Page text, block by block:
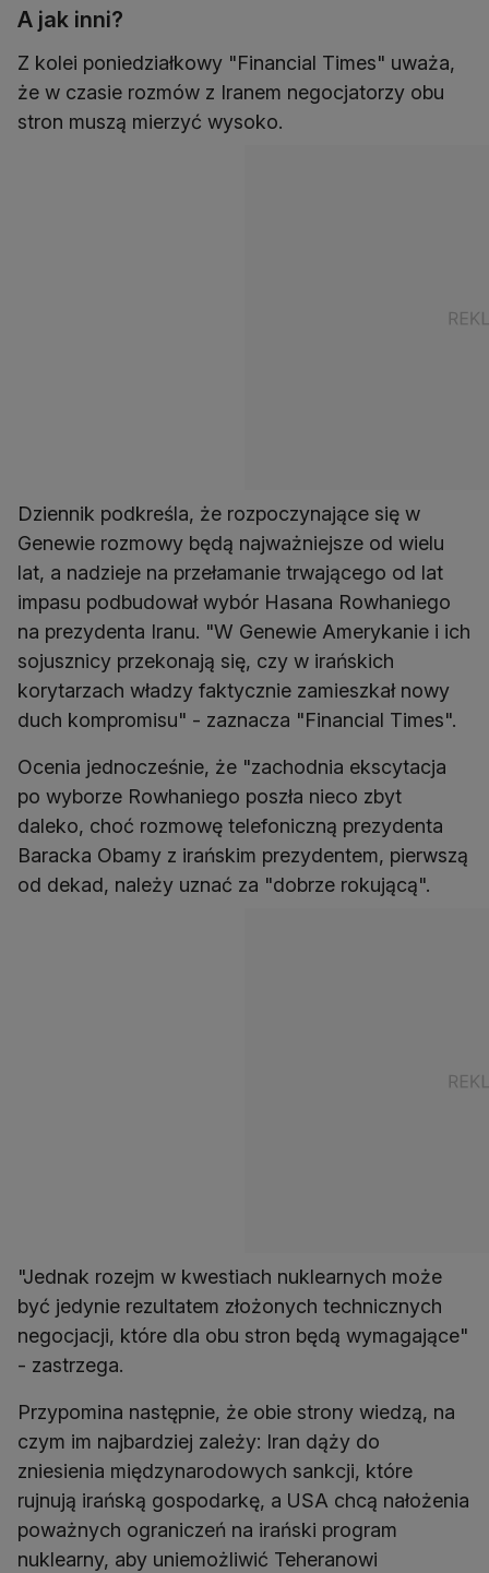
A jak inni?
Z kolei poniedziałkowy "Financial Times" uważa,
że w czasie rozmów z Iranem negocjatorzy obu
stron muszą mierzyć wysoko.
Dziennik podkreśla, że rozpoczynające się w
Genewie rozmowy będą najważniejsze od wielu
lat, a nadzieje na przełamanie trwającego od lat
impasu podbudował wybór Hasana Rowhaniego
na prezydenta Iranu. "W Genewie Amerykanie i ich
sojusznicy przekonają się, czy w irańskich
korytarzach władzy faktycznie zamieszkał nowy
duch kompromisu" - zaznacza "Financial Times".
Ocenia jednocześnie, że "zachodnia ekscytacja
po wyborze Rowhaniego poszła nieco zbyt
daleko, choć rozmowę telefoniczną prezydenta
Baracka Obamy z irańskim prezydentem, pierwszą
od dekad, należy uznać za "dobrze rokującą".
"Jednak rozejm w kwestiach nuklearnych może
być jedynie rezultatem złożonych technicznych
negocjacji, które dla obu stron będą wymagające"
- zastrzega.
Przypomina następnie, że obie strony wiedzą, na
czym im najbardziej zależy: Iran dąży do
zniesienia międzynarodowych sankcji, które
rujnują irańską gospodarkę, a USA chcą nałożenia
poważnych ograniczeń na irański program
nuklearny, aby uniemożliwić Teheranowi